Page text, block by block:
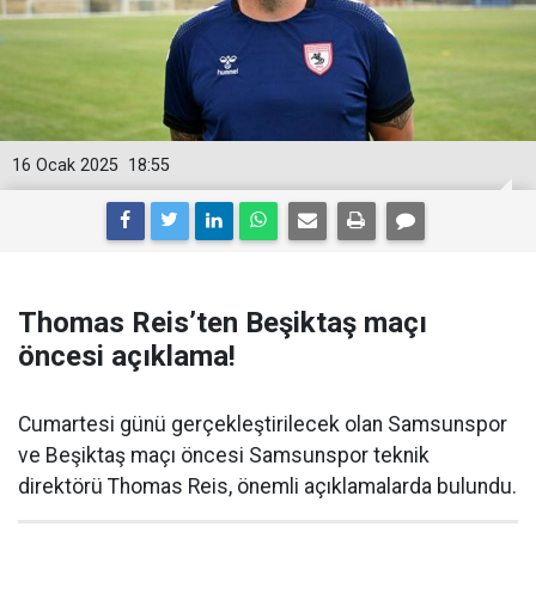
18:55
16 Ocak 2025
Thomas Reis’ten Beşiktaş maçı
öncesi açıklama!
Cumartesi günü gerçekleştirilecek olan Samsunspor
ve Beşiktaş maçı öncesi Samsunspor teknik
direktörü Thomas Reis, önemli açıklamalarda bulundu.